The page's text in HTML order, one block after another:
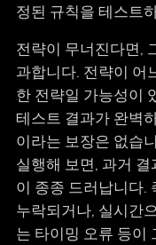
정된 규칙을 테스트
전략이 무너진다면,
과합니다. 전략이 어
한 전략일 가능성이
테스트 결과가 완벽
이라는 보장은 없습
실행해 보면, 과거
이 종종 드러납니다.
누락되거나, 실시간
는 타이밍 오류 등이